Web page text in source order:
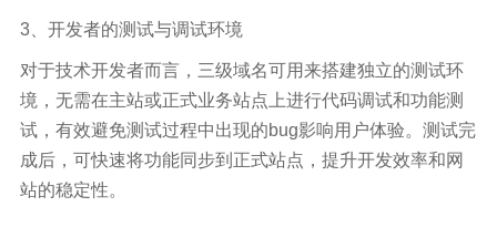
3、开发者的测试与调试环境
对于技术开发者而言，三级域名可用来搭建独立的测试环
境，无需在主站或正式业务站点上进行代码调试和功能测
试，有效避免测试过程中出现的bug影响用户体验。测试完
成后，可快速将功能同步到正式站点，提升开发效率和网
站的稳定性。